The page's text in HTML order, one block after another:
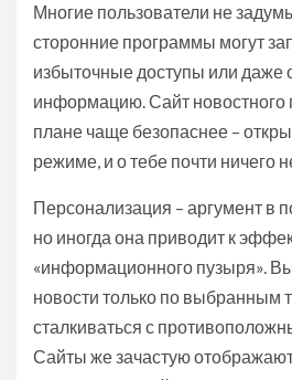
Многие пользователи не
сторонние программы могут
избыточные доступы или даже
информацию. Сайт новостного
плане чаще безопаснее –
режиме, и о тебе почти ничего
Персонализация – аргумент в
но иногда она приводит к
«информационного пузыря».
новости только по выбранным
сталкиваться с
Сайты же зачастую